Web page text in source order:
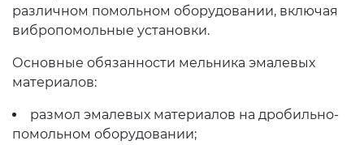
различном помольном оборудовании, включая
вибропомольные установки.
Основные обязанности мельника эмалевых
материалов:
размол эмалевых материалов на дробильно-
помольном оборудовании;